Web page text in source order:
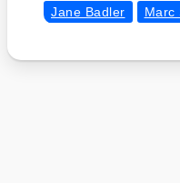
Jane Badler Marc